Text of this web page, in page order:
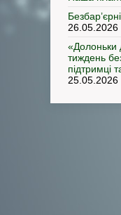
26.05.2026
«Долоньки
тиждень
підтримці
25.05.2026